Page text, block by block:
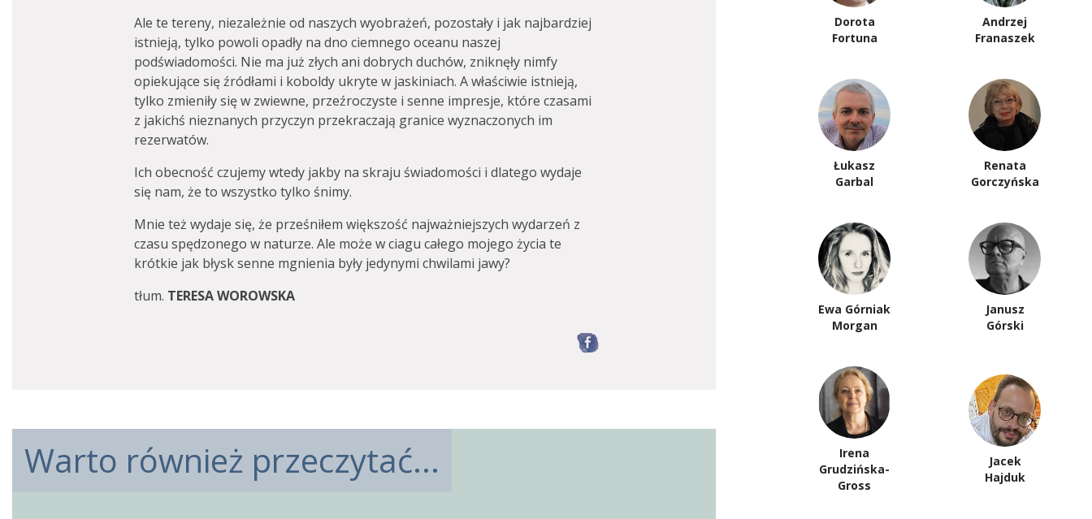
Ale te tereny, niezależnie od naszych wyobrażeń, pozostały i jak najbardziej
istnieją, tylko powoli opadły na dno ciemnego oceanu naszej
podświadomości. Nie ma już złych ani dobrych duchów, zniknęły nimfy
opiekujące się źródłami i koboldy ukryte w jaskiniach. A właściwie istnieją,
tylko zmieniły się w zwiewne, przeźroczyste i senne impresje, które czasami
z jakichś nieznanych przyczyn przekraczają granice wyznaczonych im
rezerwatów.
Ich obecność czujemy wtedy jakby na skraju świadomości i dlatego wydaje
się nam, że to wszystko tylko śnimy.
Mnie też wydaje się, że prześniłem większość najważniejszych wydarzeń z
czasu spędzonego w naturze. Ale może w ciagu całego mojego życia te
krótkie jak błysk senne mgnienia były jedynymi chwilami jawy?
tłum. TERESA WOROWSKA
Warto również przeczytać...
Dorota
Fortuna
Andrzej
Franaszek
Łukasz
Garbal
Renata
Gorczyńska
Ewa Górniak
Morgan
Janusz
Górski
Irena
Grudzińska-
Gross
Jacek
Hajduk